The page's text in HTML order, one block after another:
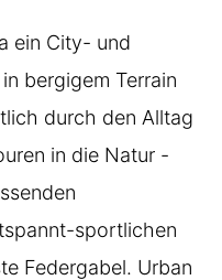
ein City- und
bergigem Terrain
durch den Alltag
in die Natur -
sportlichen
Federgabel. Urban